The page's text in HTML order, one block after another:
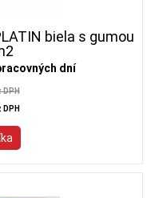
biela s gumou
dní
DPH
DPH